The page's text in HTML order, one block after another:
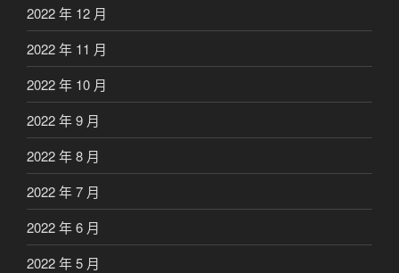
2022 年 12 月
2022 年 11 月
2022 年 10 月
2022 年 9 月
2022 年 8 月
2022 年 7 月
2022 年 6 月
2022 年 5 月